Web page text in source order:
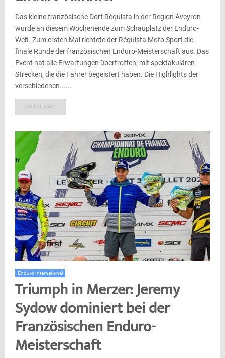
Das kleine französische Dorf Réquista in der Region Aveyron
wurde an diesem Wochenende zum Schauplatz der Enduro-
Welt. Zum ersten Mal richtete der Réquista Moto Sport die
finale Runde der französischen Enduro-Meisterschaft aus. Das
Event hat alle Erwartungen übertroffen, mit spektakulären
Strecken, die die Fahrer begeistert haben. Die Highlights der
verschiedenen......
weiterlesen
Enduro International
Triumph in Merzer: Jeremy
Sydow dominiert bei der
Französischen Enduro-
Meisterschaft